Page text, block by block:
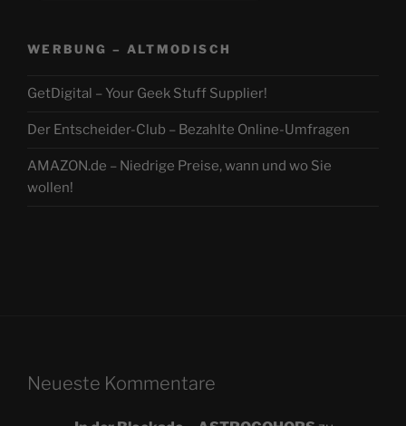
WERBUNG – ALTMODISCH
GetDigital – Your Geek Stuff Supplier!
Der Entscheider-Club – Bezahlte Online-Umfragen
AMAZON.de – Niedrige Preise, wann und wo Sie
wollen!
Neueste Kommentare